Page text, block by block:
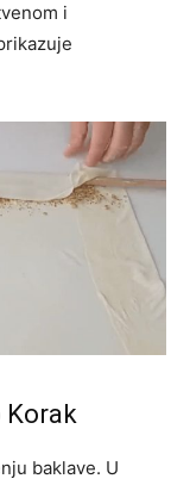
i
Korak
baklave. U